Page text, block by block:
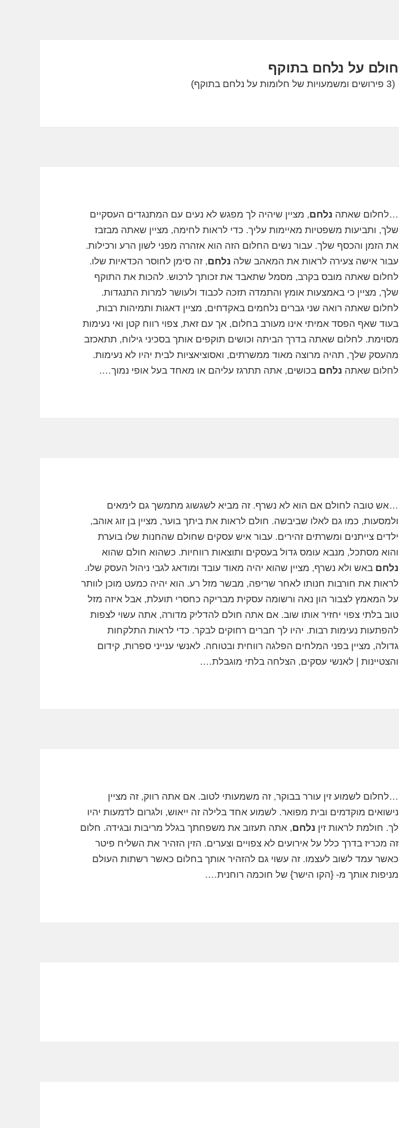
חולם על נלחם בתוקף
(3 פירושים ומשמעויות של חלומות על נלחם בתוקף)
…לחלום שאתה נלחם, מציין שיהיה לך מפגש לא נעים עם המתנגדים העסקיים
שלך, ותביעות משפטיות מאיימות עליך. כדי לראות לחימה, מציין שאתה מבזבז
את הזמן והכסף שלך. עבור נשים החלום הזה הוא אזהרה מפני לשון הרע ורכילות.
עבור אישה צעירה לראות את המאהב שלה נלחם, זה סימן לחוסר הכדאיות שלו.
לחלום שאתה מובס בקרב, מסמל שתאבד את זכותך לרכוש. להכות את התוקף
שלך, מציין כי באמצעות אומץ והתמדה תזכה לכבוד ולעושר למרות התנגדות.
לחלום שאתה רואה שני גברים נלחמים באקדחים, מציין דאגות ותמיהות רבות,
בעוד שאף הפסד אמיתי אינו מעורב בחלום, אך עם זאת, צפוי רווח קטן ואי נעימות
מסוימת. לחלום שאתה בדרך הביתה וכושים תוקפים אותך בסכיני גילוח, תתאכזב
מהעסק שלך, תהיה מרוצה מאוד ממשרתים, ואסוציאציות לבית יהיו לא נעימות.
לחלום שאתה נלחם בכושים, אתה תתרגז עליהם או מאחד בעל אופי נמוך….
…אש טובה לחולם אם הוא לא נשרף. זה מביא לשגשוג מתמשך גם לימאים
ולמסעות, כמו גם לאלו שביבשה. חולם לראות את ביתך בוער, מציין בן זוג אוהב,
ילדים צייתנים ומשרתים זהירים. עבור איש עסקים שחולם שהחנות שלו בוערת
והוא מסתכל, מנבא עומס גדול בעסקים ותוצאות רווחיות. כשהוא חולם שהוא
נלחם באש ולא נשרף, מציין שהוא יהיה מאוד עובד ומודאג לגבי ניהול העסק שלו.
לראות את חורבות חנותו לאחר שריפה, מבשר מזל רע. הוא יהיה כמעט מוכן לוותר
על המאמץ לצבור הון נאה ורשומה עסקית מבריקה כחסרי תועלת, אבל איזה מזל
טוב בלתי צפוי יחזיר אותו שוב. אם אתה חולם להדליק מדורה, אתה עשוי לצפות
להפתעות נעימות רבות. יהיו לך חברים רחוקים לבקר. כדי לראות התלקחות
גדולה, מציין בפני המלחים הפלגה רווחית ובטוחה. לאנשי ענייני ספרות, קידום
והצטיינות | לאנשי עסקים, הצלחה בלתי מוגבלת….
…לחלום לשמוע זין עורר בבוקר, זה משמעותי לטוב. אם אתה רווק, זה מציין
נישואים מוקדמים ובית מפואר. לשמוע אחד בלילה זה ייאוש, ולגרום לדמעות יהיו
לך. חולמת לראות זין נלחם, אתה תעזוב את משפחתך בגלל מריבות ובגידה. חלום
זה מכריז בדרך כלל על אירועים לא צפויים וצערים. הזין הזהיר את השליח פיטר
כאשר עמד לשוב לעצמו. זה עשוי גם להזהיר אותך בחלום כאשר רשתות העולם
מניפות אותך מ- {הקו הישר} של חוכמה רוחנית….